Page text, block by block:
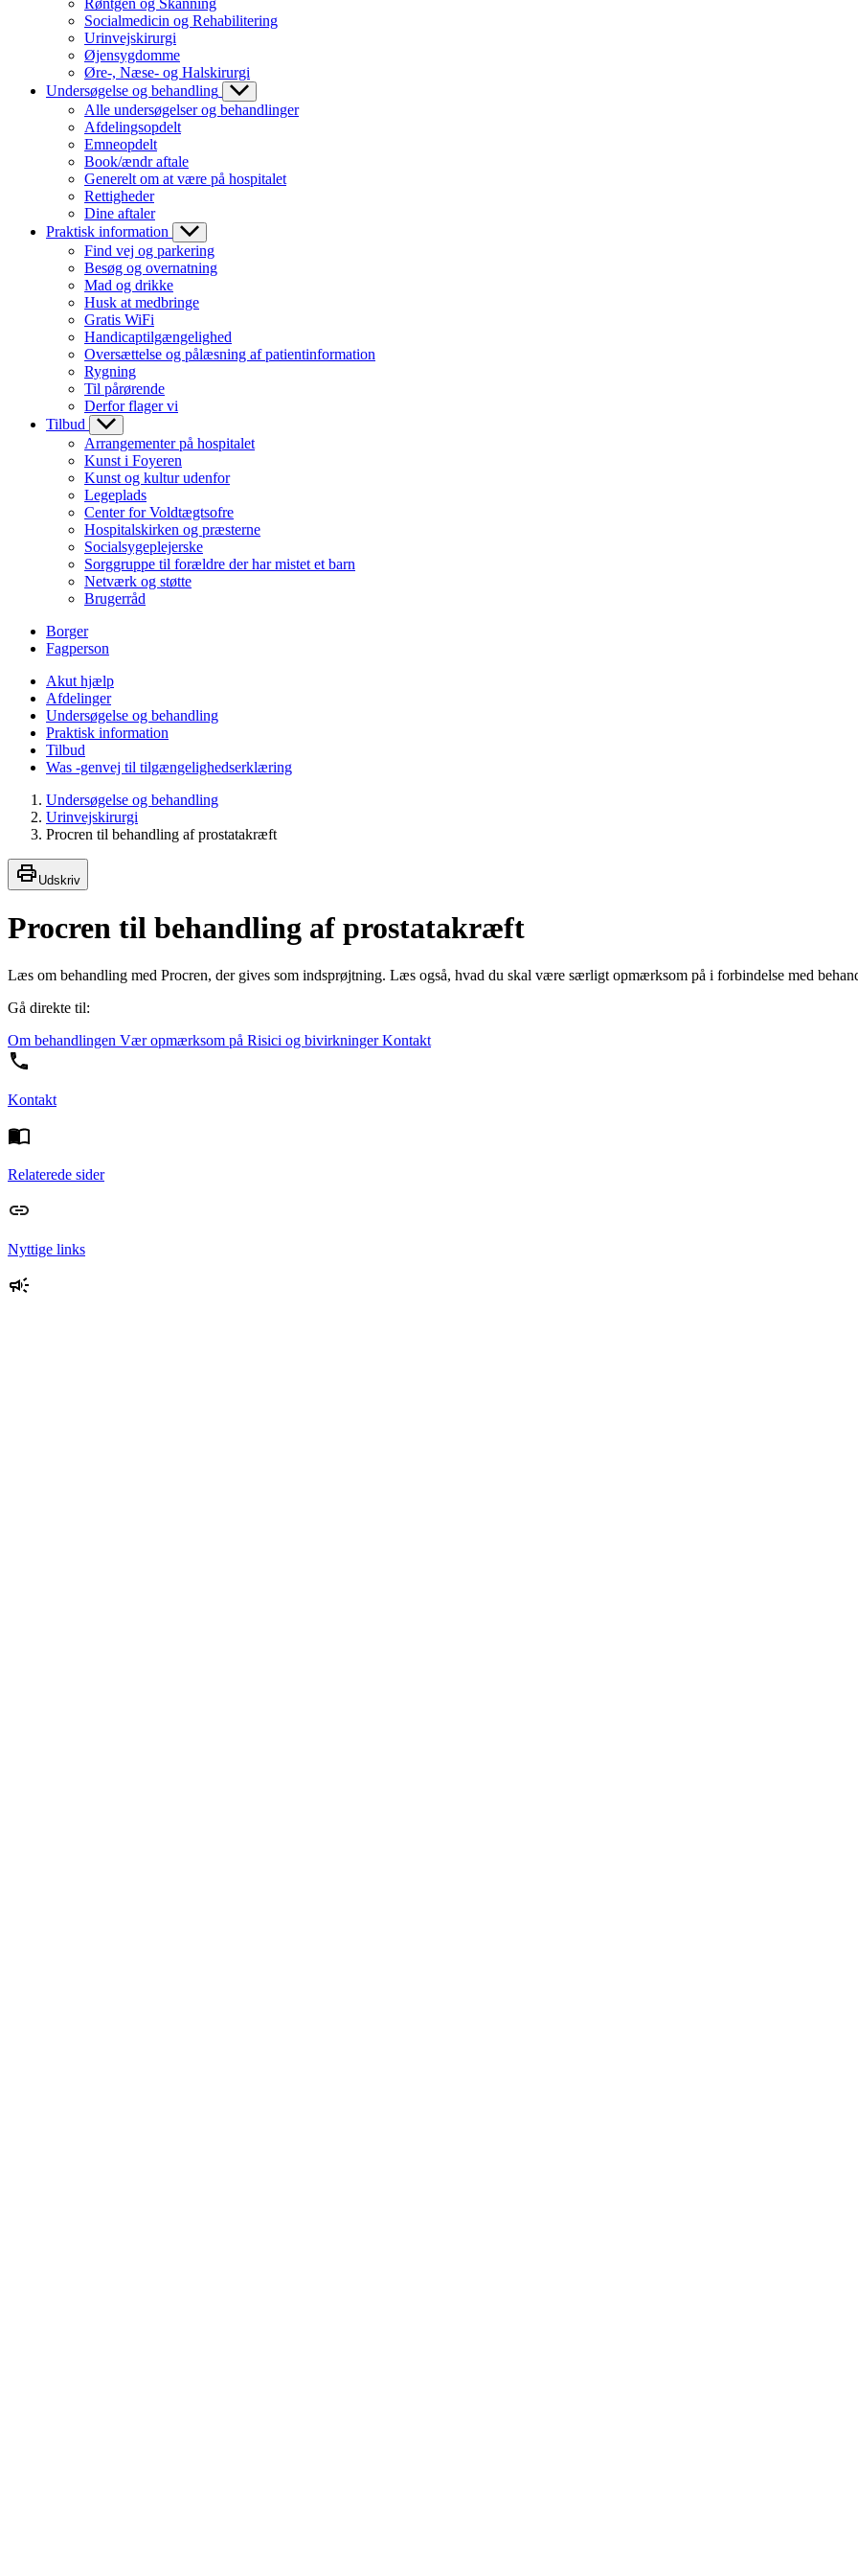
Røntgen og Skanning
Socialmedicin og Rehabilitering
Urinvejskirurgi
Øjensygdomme
Øre-, Næse- og Halskirurgi
Undersøgelse og behandling
Alle undersøgelser og behandlinger
Afdelingsopdelt
Emneopdelt
Book/ændr aftale
Generelt om at være på hospitalet
Rettigheder
Dine aftaler
Praktisk information
Find vej og parkering
Besøg og overnatning
Mad og drikke
Husk at medbringe
Gratis WiFi
Handicaptilgængelighed
Oversættelse og pålæsning af patientinformation
Rygning
Til pårørende
Derfor flager vi
Tilbud
Arrangementer på hospitalet
Kunst i Foyeren
Kunst og kultur udenfor
Legeplads
Center for Voldtægtsofre
Hospitalskirken og præsterne
Socialsygeplejerske
Sorggruppe til forældre der har mistet et barn
Netværk og støtte
Brugerråd
Borger
Fagperson
Akut hjælp
Afdelinger
Undersøgelse og behandling
Praktisk information
Tilbud
Was -genvej til tilgængelighedserklæring
Undersøgelse og behandling
Urinvejskirurgi
Procren til behandling af prostatakræft
Udskriv
Procren til behandling af prostatakræft
Læs om behandling med Procren, der gives som indsprøjtning. Læs også, hvad du skal være særligt opmærksom på i forbindelse med
Gå direkte til:
Om behandlingen Vær opmærksom på Risici og bivirkningerKontakt
Kontakt
Relaterede sider
Nyttige links